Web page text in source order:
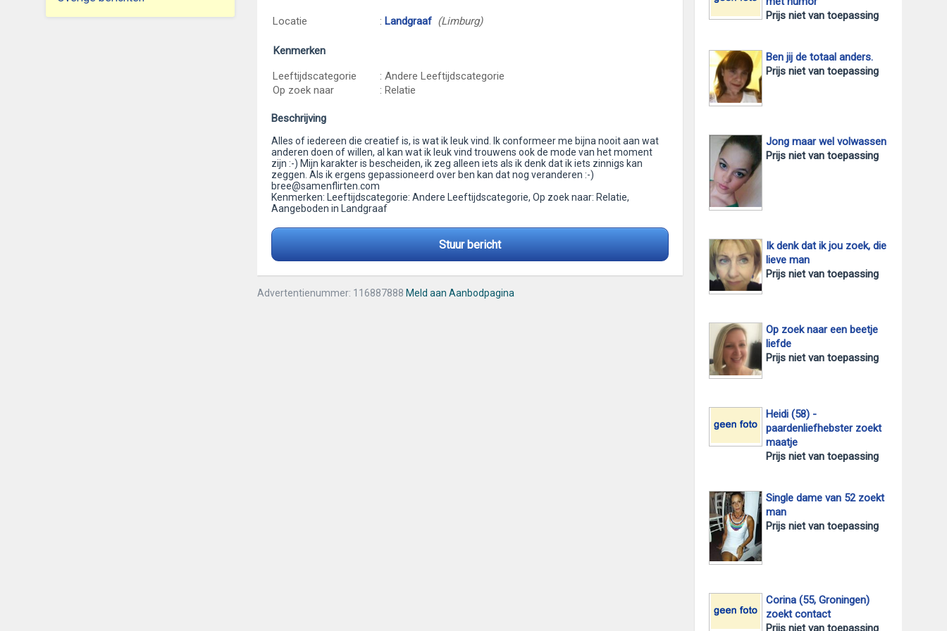
Locatie : Landgraaf (Limburg)
Kenmerken
Leeftijdscategorie
: Andere Leeftijdscategorie
Op zoek naar
: Relatie
Beschrijving
Alles of iedereen die creatief is, is wat ik leuk vind. Ik conformeer me bijna nooit aan wat
anderen doen of willen, al kan wat ik leuk vind trouwens ook de mode van het moment
zijn :-) Mijn karakter is bescheiden, ik zeg alleen iets als ik denk dat ik iets zinnigs kan
zeggen. Als ik ergens gepassioneerd over ben kan dat nog veranderen :-)
bree@samenflirten.com
Kenmerken: Leeftijdscategorie: Andere Leeftijdscategorie, Op zoek naar: Relatie,
Aangeboden in Landgraaf
Stuur bericht
Advertentienummer: 116887888 Meld aan Aanbodpagina
Prijs niet van toepassing
Ben jij de totaal anders.
Prijs niet van toepassing
Jong maar wel volwassen
Prijs niet van toepassing
Ik denk dat ik jou zoek, die
lieve man
Prijs niet van toepassing
Op zoek naar een beetje
liefde
Prijs niet van toepassing
Heidi (58) -
paardenliefhebster zoekt
maatje
Prijs niet van toepassing
Single dame van 52 zoekt
man
Prijs niet van toepassing
Corina (55, Groningen)
zoekt contact
Prijs niet van toepassing